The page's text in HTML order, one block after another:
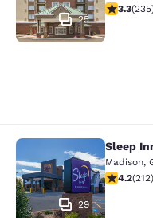
25
3.323.3(235
Sleep Inn
29
Sleep
Madison,
4.174.2(212)